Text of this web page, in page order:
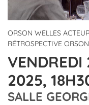
ORSON WELLES
RÉTROSPECTIVE
VENDREDI
2025,
SALLE